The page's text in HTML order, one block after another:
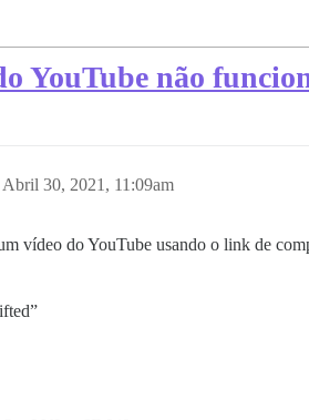
YouTube não
Abril 30, 2021, 11:09am
vídeo do YouTube usando o link de